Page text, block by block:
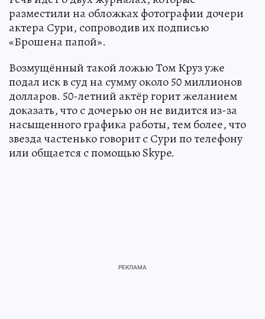
разместили на обложках фотографии дочери
актера Сури, сопроводив их подписью
«Брошена папой».
Возмущённый такой ложью Том Круз уже
подал иск в суд на сумму около 50 миллионов
долларов. 50-летний актёр горит желанием
доказать, что с дочерью он не видится из-за
насыщенного графика работы, тем более, что
звезда частенько говорит с Сури по телефону
или общается с помощью Skype.